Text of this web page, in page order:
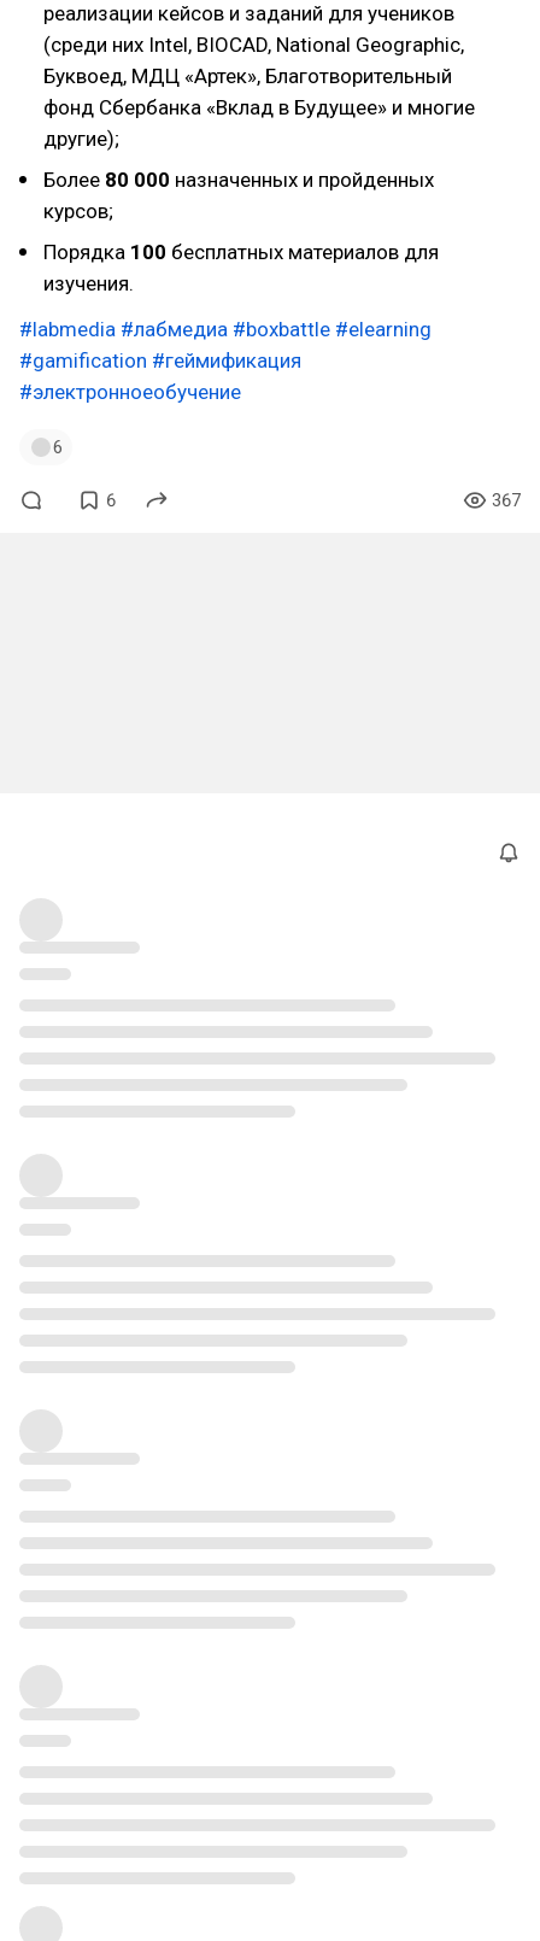
реализации кейсов и заданий для учеников
(среди них Intel, BIOCAD, National Geographic,
Буквоед, МДЦ «Артек», Благотворительный
фонд Сбербанка «Вклад в Будущее» и многие
другие);
Более 80 000 назначенных и пройденных
курсов;
Порядка 100 бесплатных материалов для
изучения.
#labmedia #лабмедиа #boxbattle #elearning
#gamification #геймификация
#электронноеобучение
6
6 367